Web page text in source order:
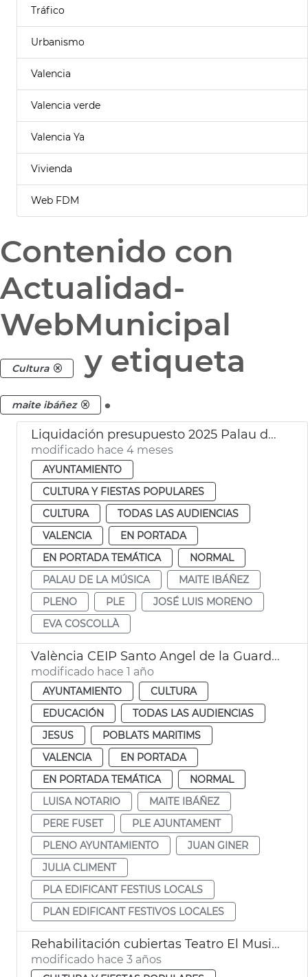
Tráfico
Urbanismo
Valencia
Valencia verde
Valencia Ya
Vivienda
Web FDM
Contenido con
Actualidad-
WebMunicipal
Cultura y etiqueta
maite ibáñez .
Liquidación presupuesto 2025 Palau de la Música València
modificado hace 4 meses
AYUNTAMIENTO
CULTURA Y FIESTAS POPULARES
CULTURA
TODAS LAS AUDIENCIAS
VALENCIA
EN PORTADA
EN PORTADA TEMÁTICA
NORMAL
PALAU DE LA MÚSICA
MAITE IBÁÑEZ
PLENO
PLE
JOSÉ LUIS MORENO
EVA COSCOLLÀ
València CEIP Santo Angel de la Guarda y CEIP San José de Calasanz
modificado hace 1 año
AYUNTAMIENTO
CULTURA
EDUCACIÓN
TODAS LAS AUDIENCIAS
JESUS
POBLATS MARITIMS
VALENCIA
EN PORTADA
EN PORTADA TEMÁTICA
NORMAL
LUISA NOTARIO
MAITE IBÁÑEZ
PERE FUSET
PLE AJUNTAMENT
PLENO AYUNTAMIENTO
JUAN GINER
JULIA CLIMENT
PLA EDIFICANT FESTIUS LOCALS
PLAN EDIFICANT FESTIVOS LOCALES
Rehabilitación cubiertas Teatro El Musical
modificado hace 3 años